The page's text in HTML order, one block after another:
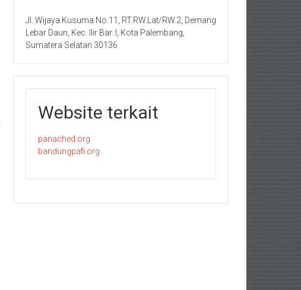
Jl. Wijaya Kusuma No.11, RT.RW.Lat/RW.2, Demang
Lebar Daun, Kec. Ilir Bar. I, Kota Palembang,
Sumatera Selatan 30136
Website terkait
panached.org
bandungpafi.org